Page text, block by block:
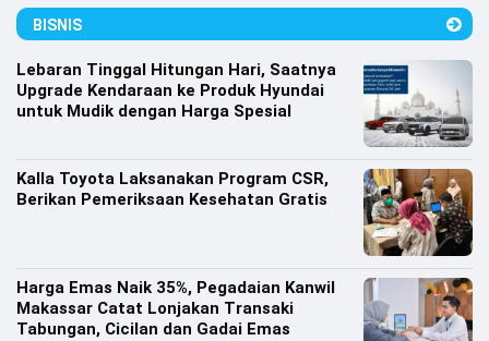
Lifestyle
Olahraga
Opini
BISNIS
Lebaran Tinggal Hitungan Hari, Saatnya
Upgrade Kendaraan ke Produk Hyundai
untuk Mudik dengan Harga Spesial
Kalla Toyota Laksanakan Program CSR,
Berikan Pemeriksaan Kesehatan Gratis
Harga Emas Naik 35%, Pegadaian Kanwil
Makassar Catat Lonjakan Transaki
Tabungan, Cicilan dan Gadai Emas